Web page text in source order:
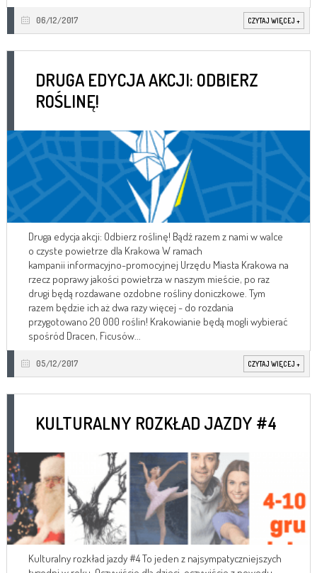
06/12/2017 CZYTAJ WIĘCEJ +
DRUGA EDYCJA AKCJI: ODBIERZ
ROŚLINĘ!
Druga edycja akcji: Odbierz roślinę! Bądź razem z nami w walce
o czyste powietrze dla Krakowa W ramach
kampanii informacyjno-promocyjnej Urzędu Miasta Krakowa na
rzecz poprawy jakości powietrza w naszym mieście, po raz
drugi będą rozdawane ozdobne rośliny doniczkowe. Tym
razem będzie ich aż dwa razy więcej - do rozdania
przygotowano 20 000 roślin! Krakowianie będą mogli wybierać
spośród Dracen, Ficusów...
05/12/2017 CZYTAJ WIĘCEJ +
KULTURALNY ROZKŁAD JAZDY #4
Kulturalny rozkład jazdy #4 To jeden z najsympatyczniejszych